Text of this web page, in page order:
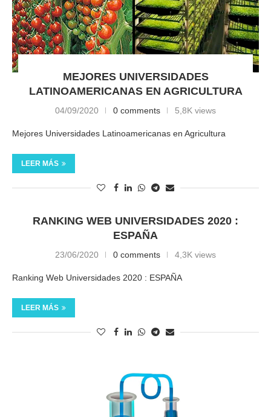
MEJORES UNIVERSIDADES
LATINOAMERICANAS EN AGRICULTURA
04/09/2020 0 comments 5,8K views
Mejores Universidades Latinoamericanas en Agricultura
LEER MÁS
RANKING WEB UNIVERSIDADES 2020 :
ESPAÑA
23/06/2020 0 comments 4,3K views
Ranking Web Universidades 2020 : ESPAÑA
LEER MÁS